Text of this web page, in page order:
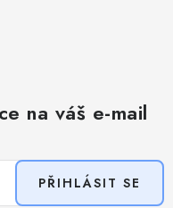
na váš e-mail
PŘIHLÁSIT SE